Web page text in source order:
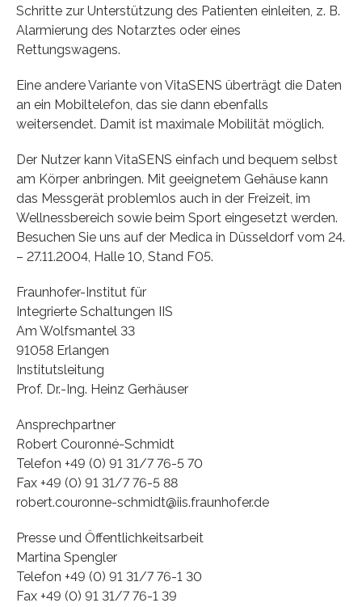
Schritte zur Unterstützung des Patienten einleiten, z. B.
Alarmierung des Notarztes oder eines
Rettungswagens.
Eine andere Variante von VitaSENS überträgt die Daten
an ein Mobiltelefon, das sie dann ebenfalls
weitersendet. Damit ist maximale Mobilität möglich.
Der Nutzer kann VitaSENS einfach und bequem selbst
am Körper anbringen. Mit geeignetem Gehäuse kann
das Messgerät problemlos auch in der Freizeit, im
Wellnessbereich sowie beim Sport eingesetzt werden.
Besuchen Sie uns auf der Medica in Düsseldorf vom 24.
– 27.11.2004, Halle 10, Stand F05.
Fraunhofer-Institut für
Integrierte Schaltungen IIS
Am Wolfsmantel 33
91058 Erlangen
Institutsleitung
Prof. Dr.-Ing. Heinz Gerhäuser
Ansprechpartner
Robert Couronné-Schmidt
Telefon +49 (0) 91 31/7 76-5 70
Fax +49 (0) 91 31/7 76-5 88
robert.couronne-schmidt@iis.fraunhofer.de
Presse und Öffentlichkeitsarbeit
Martina Spengler
Telefon +49 (0) 91 31/7 76-1 30
Fax +49 (0) 91 31/7 76-1 39